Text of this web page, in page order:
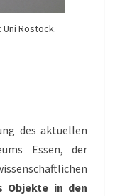
Rostock.
des aktuellen
Essen, der
Objekte in den